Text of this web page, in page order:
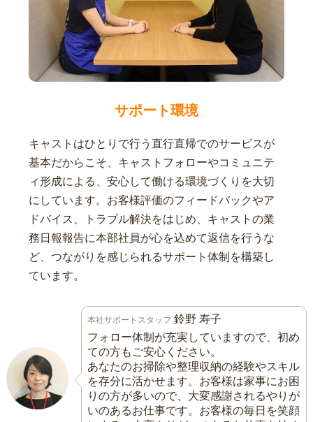
サポート環境
キャストはひとりで行う直行直帰でのサービスが
基本だからこそ、キャストフォローやコミュニテ
ィ形成による、安心して働ける環境づくりを大切
にしています。お客様評価のフィードバックやア
ドバイス、トラブル解決をはじめ、キャストの業
務日報報告に本部社員が心を込めて返信を行うな
ど、つながりを感じられるサポート体制を構築し
ています。
本社サポートスタッフ 鈴野 寿子
フォロー体制が充実していますので、初め
ての方もご安心ください。
あなたのお掃除や整理収納の経験やスキル
を存分に活かせます。お客様は家事にお困
りの方が多いので、大変感謝されるやりが
いのあるお仕事です。お客様の毎日を笑顔